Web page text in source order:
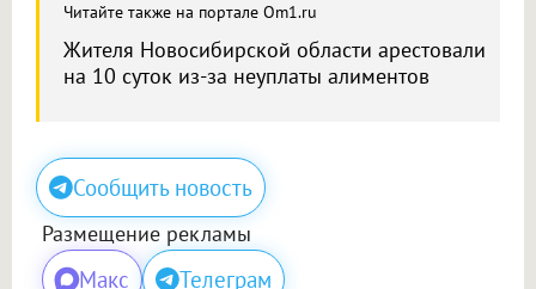
Читайте также на портале Om1.ru
Жителя Новосибирской области арестовали
на 10 суток из-за неуплаты алиментов
Сообщить новость
Размещение рекламы
Макс Телеграм